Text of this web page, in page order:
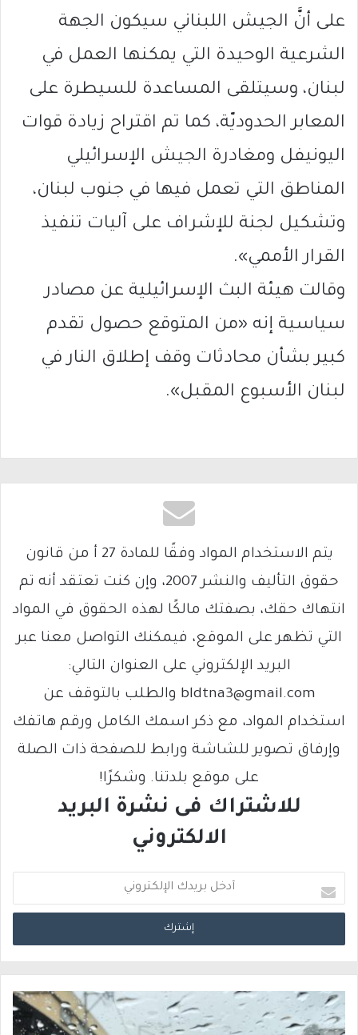
على أنَّ الجيش اللبناني سيكون الجهة
الشرعية الوحيدة التي يمكنها العمل في
لبنان، وسيتلقى المساعدة للسيطرة على
المعابر الحدوديّة، كما تم اقتراح زيادة قوات
اليونيفل ومغادرة الجيش الإسرائيلي
المناطق التي تعمل فيها في جنوب لبنان،
وتشكيل لجنة للإشراف على آليات تنفيذ
القرار الأممي».
وقالت هيئة البث الإسرائيلية عن مصادر
سياسية إنه «من المتوقع حصول تقدم
كبير بشأن محادثات وقف إطلاق النار في
لبنان الأسبوع المقبل».
يتم الاستخدام المواد وفقًا للمادة 27 أ من قانون
حقوق التأليف والنشر 2007، وإن كنت تعتقد أنه تم
انتهاك حقك، بصفتك مالكًا لهذه الحقوق في المواد
التي تظهر على الموقع، فيمكنك التواصل معنا عبر
البريد الإلكتروني على العنوان التالي:
bldtna3@gmail.com والطلب بالتوقف عن
استخدام المواد، مع ذكر اسمك الكامل ورقم هاتفك
وإرفاق تصوير للشاشة ورابط للصفحة ذات الصلة
على موقع بلدتنا. وشكرًا!
للاشتراك فى نشرة البريد
الالكتروني
د
خ
ر